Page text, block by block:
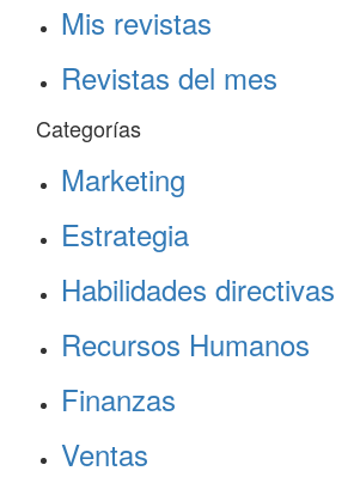
Mis revistas
Revistas del mes
Categorías
Marketing
Estrategia
Habilidades directivas
Recursos Humanos
Finanzas
Ventas